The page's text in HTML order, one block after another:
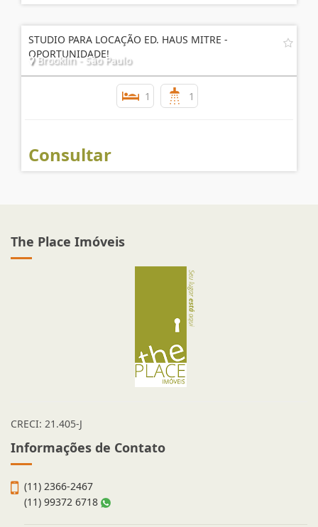
STUDIO PARA LOCAÇÃO ED. HAUS MITRE -
OPORTUNIDADE!
Brooklin - São Paulo
1 1
Consultar
The Place Imóveis
CRECI: 21.405-J
Informações de Contato
(11) 2366-2467
(11) 99372 6718